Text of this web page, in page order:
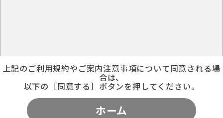
上記のご利用規約やご案内注意事項について同意される場
合は、
以下の［同意する］ボタンを押してください。
ホーム